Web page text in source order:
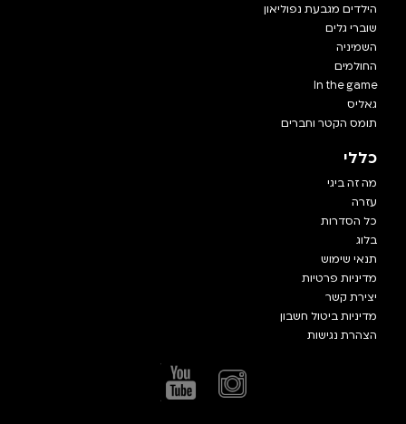
הילדים מגבעת נפוליאון
שוברי גלים
השמיניה
החולמים
In the game
גאליס
תומס הקטר וחברים
כללי
מה זה ביגי
עזרה
כל הסדרות
בלוג
תנאי שימוש
מדיניות פרטיות
יצירת קשר
מדיניות ביטול חשבון
הצהרת נגישות